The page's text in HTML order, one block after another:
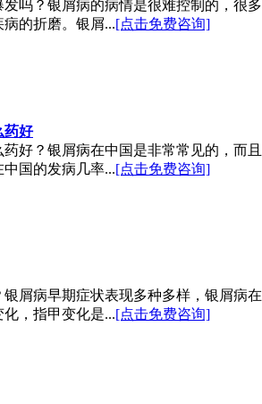
吗？银屑病的病情是很难控制的，很多
的折磨。银屑...[点击免费咨询]
药好
好？银屑病在中国是非常常见的，而且
国的发病几率...[点击免费咨询]
屑病早期症状表现多种多样，银屑病在
，指甲变化是...[点击免费咨询]